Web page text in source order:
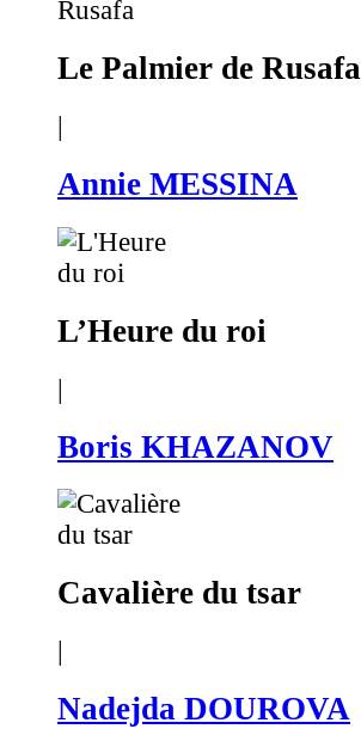
Le Palmier de Rusafa
|
Annie MESSINA
L’Heure du roi
|
Boris KHAZANOV
Cavalière du tsar
Nadejda DOUROVA